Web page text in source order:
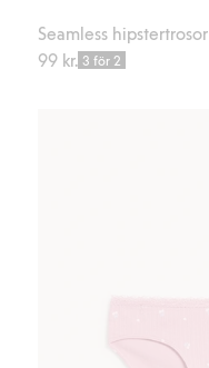
Seamless hipstertrosor
99 kr. 3 för 2